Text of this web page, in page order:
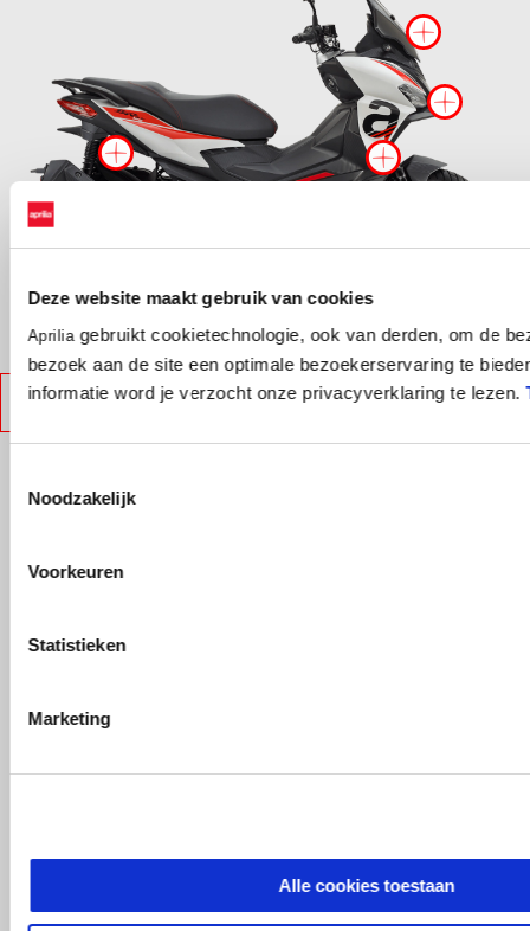
Deze website maakt gebruik van cookies
Aprilia gebruikt cookietechnologie, ook van derden, om de
bezoek aan de site een optimale bezoekerservaring te
informatie word je verzocht onze privacyverklaring te lezen.
Noodzakelijk
Voorkeuren
Statistieken
Marketing
Alle cookies toestaan
Meer
Meer informatie over
Meer informatie over
Meer
Kies uw kleur: Space white
TECHNISCHE SPECIFICATIES
Ontdek wat je kunt doen
BOEK EEN PROEFRIT
CONFIGUREER
BOEK EEN